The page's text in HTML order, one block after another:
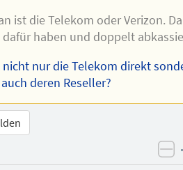
ist die Telekom oder Verizon.
dafür haben und doppelt
nicht nur die Telekom direkt
deren Reseller?